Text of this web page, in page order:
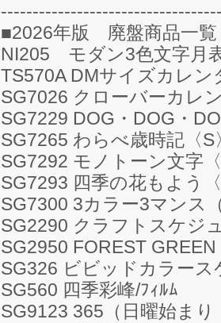
■2026年版 廃盤商品一覧
NI205 モダン3色文字月
TS570A DMサイズカレン
SG7026 クローバーカレ
SG7229 DOG・DOG・
SG7265 わらべ歳時記〈S
SG7292 モノトーン文字
SG7293 四季の花もよう
SG7300 3カラー3マンス
SG2290 クラフトスケジ
SG2950 FOREST GREEN
SG326 ビビッドカラー
SG560 四季彩峰/ﾌｨﾙﾑ
SG9123 365（日曜始ま